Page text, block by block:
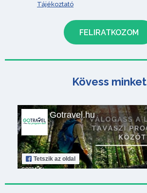
Tájékoztató
Kövess minket
Gotravel.hu
Tetszik az oldal